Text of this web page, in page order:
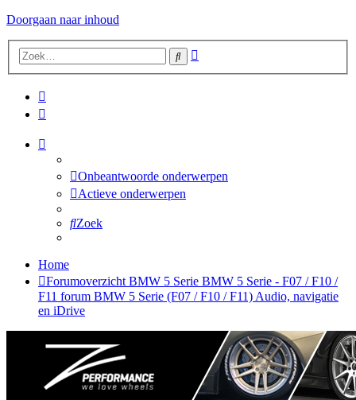
Doorgaan naar inhoud
Zoek
Onbeantwoorde onderwerpen
Actieve onderwerpen
Zoek
Home
Forumoverzicht BMW 5 Serie BMW 5 Serie - F07 / F10 /
F11 forum BMW 5 Serie (F07 / F10 / F11) Audio, navigatie
en iDrive